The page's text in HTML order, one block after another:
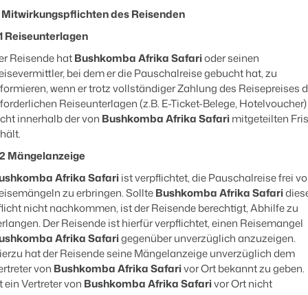
Mitwirkungspflichten des Reisenden
Reiseunterlagen
Reisende hatBushkomba Afrika Safarioder seinen
bei dem er die Pauschalreise gebucht hat, zu
wenn er trotz vollständiger Zahlung des Reisepreises
Reiseunterlagen (z.B. E-Ticket-Belege, Hotelvoucher)
innerhalb der von Bushkomba Afrika Safarimitgeteilten
Mängelanzeige
Afrika Safariist verpflichtet, die Pauschalreise frei
zu erbringen. SollteBushkomba Afrika Safari
nicht nachkommen, ist der Reisende berechtigt, Abhilfe zu
Der Reisende ist hierfür verpflichtet, einen Reisemangel
Afrika Safarigegenüber unverzüglich anzuzeigen.
hat der Reisende seine Mängelanzeige unverzüglich dem
von Bushkomba Afrika Safarivor Ort bekannt zu geben.
ein Vertreter von Bushkomba Afrika Safarivor Ort nicht